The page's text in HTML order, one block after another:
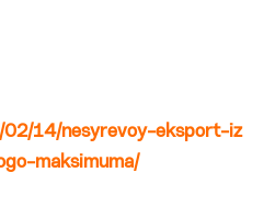
14/nesyrevoy-eksport-iz
maksimuma/